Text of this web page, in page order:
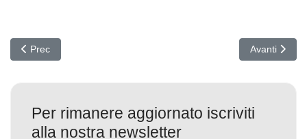
Articolo precedente: APT28 colpisce via Signal: Nuovi malware
Prec Articolo
Avanti
Per rimanere aggiornato iscriviti
alla nostra newsletter